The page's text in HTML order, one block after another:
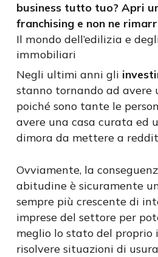
business tutto tuo? Apri
franchising e non ne
Il mondo dell’edilizia e
immobiliari
Negli ultimi anni gli
stanno tornando ad avere
poiché sono tante le
avere una casa curata ed
dimora da mettere a
Ovviamente, la
abitudine è sicuramente
sempre più crescente di
imprese del settore per
meglio lo stato del proprio
risolvere situazioni di